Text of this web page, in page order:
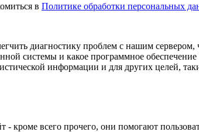
в Политике обработки персональных
диагностику проблем с нашим
системы и какое программное обеспечение
информации и для других целей,
всего прочего, они помогают